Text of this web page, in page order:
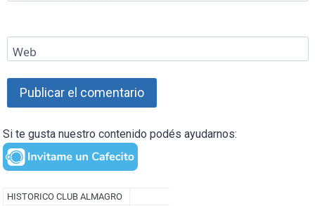
Web
Si te gusta nuestro contenido podés ayudarnos: